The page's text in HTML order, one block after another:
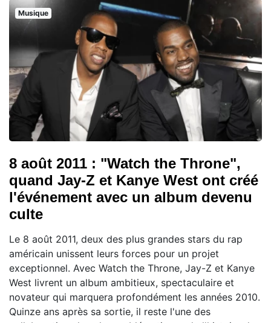
Musique
8 août 2011 : "Watch the Throne",
quand Jay-Z et Kanye West ont créé
l'événement avec un album devenu
culte
Le 8 août 2011, deux des plus grandes stars du rap
américain unissent leurs forces pour un projet
exceptionnel. Avec Watch the Throne, Jay-Z et Kanye
West livrent un album ambitieux, spectaculaire et
novateur qui marquera profondément les années 2010.
Quinze ans après sa sortie, il reste l'une des